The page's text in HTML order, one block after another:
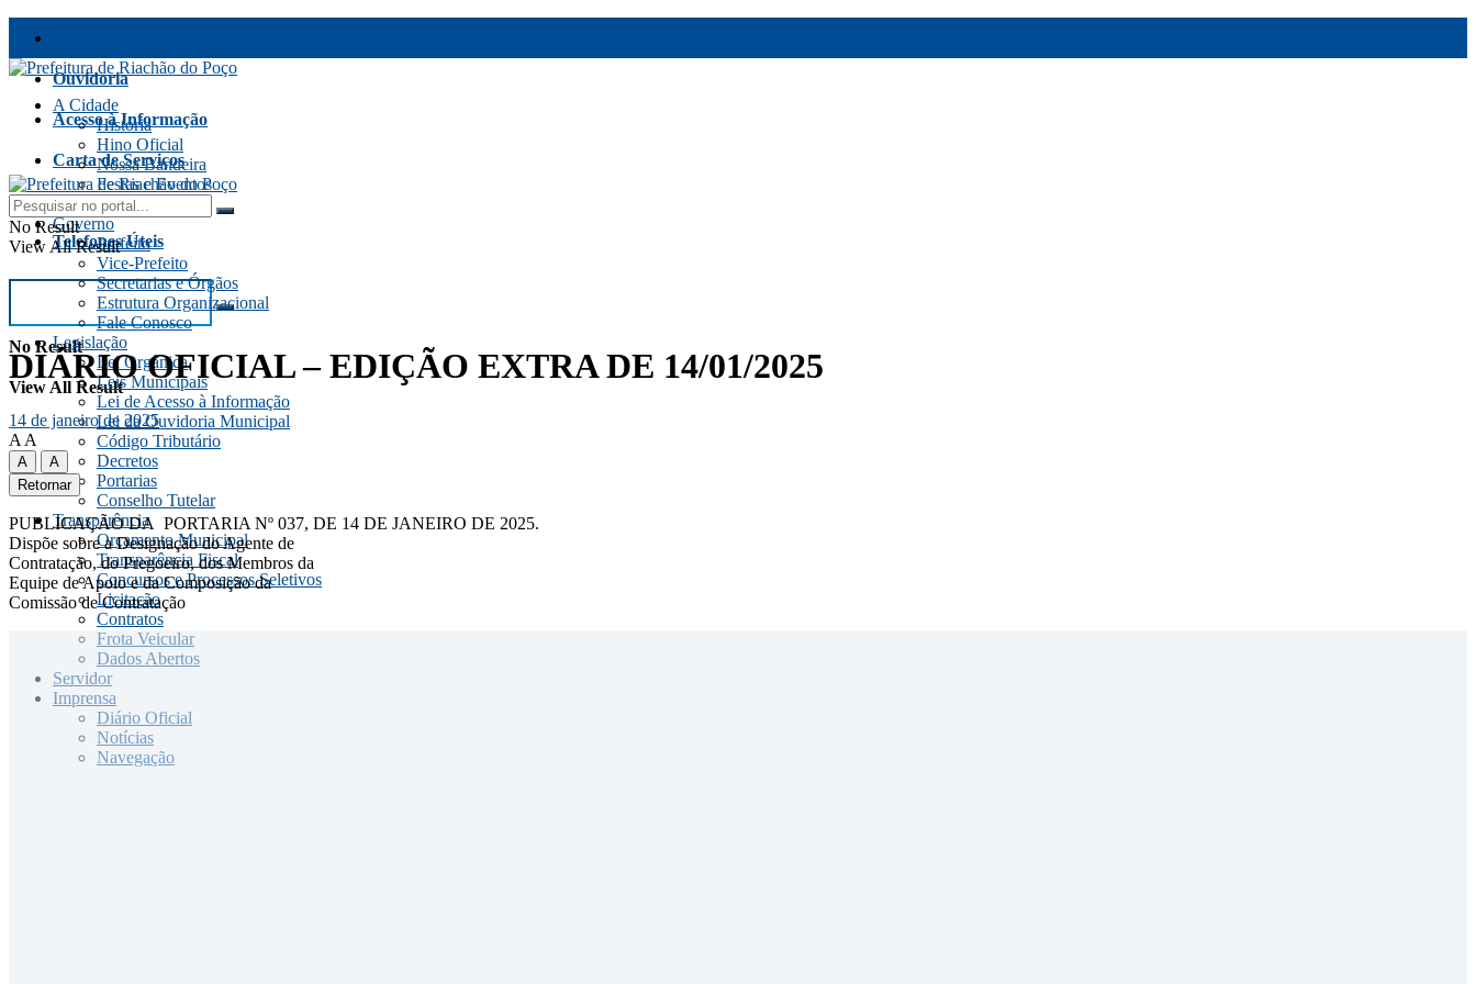
Ouvidoria
Acesso à Informação
Carta de Serviços
Fale Conosco
Telefones Úteis
No Result
View All Result
A Cidade
História
Hino Oficial
Nossa Bandeira
Festas e Eventos
Aspectos Gerais
Governo
Prefeito
Vice-Prefeito
Secretarias e Órgãos
Estrutura Organizacional
Fale Conosco
Legislação
Lei Orgânica
Leis Municipais
Lei de Acesso à Informação
Lei da Ouvidoria Municipal
Código Tributário
Decretos
Portarias
Conselho Tutelar
Transparência
Orçamento Municipal
Transparência Fiscal
Concursos e Processos Seletivos
Licitação
Contratos
Frota Veicular
Dados Abertos
Servidor
Imprensa
Diário Oficial
Notícias
Navegação
No Result
View All Result
DIÁRIO OFICIAL – EDIÇÃO EXTRA DE 14/01/2025
14 de janeiro de 2025
A A
A
A
Retornar
PUBLICAÇÃO DA PORTARIA Nº 037, DE 14 DE JANEIRO DE 2025.
Dispõe sobre a Designação do Agente de
Contratação, do Pregoeiro, dos Membros da
Equipe de Apoio e da Composição da
Comissão de Contratação